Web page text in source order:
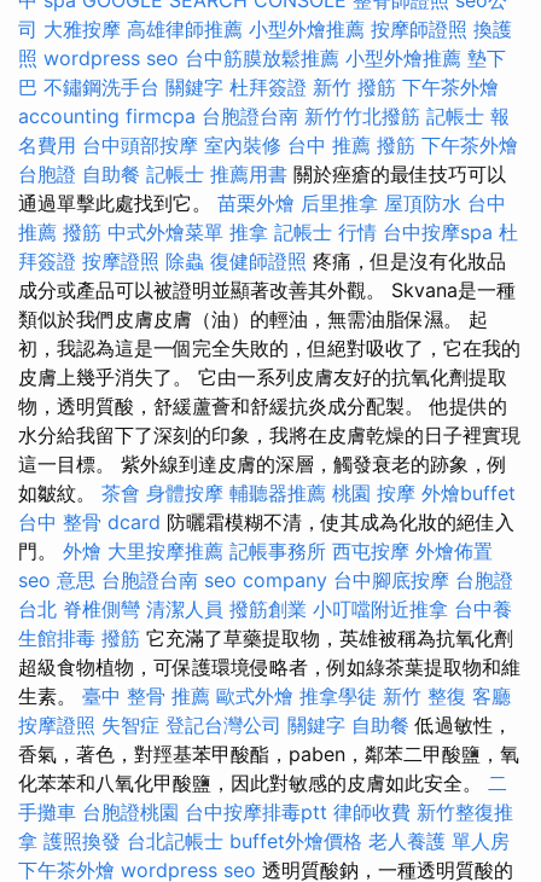
司 大雅按摩 高雄律師推薦 小型外燴推薦 按摩師證照 換護
照 wordpress seo 台中筋膜放鬆推薦 小型外燴推薦 墊下
巴 不鏽鋼洗手台 關鍵字 杜拜簽證 新竹 撥筋 下午茶外燴
accounting firmcpa 台胞證台南 新竹竹北撥筋 記帳士 報
名費用 台中頭部按摩 室內裝修 台中 推薦 撥筋 下午茶外燴
台胞證 自助餐 記帳士 推薦用書 關於痤瘡的最佳技巧可以
通過單擊此處找到它。 苗栗外燴 后里推拿 屋頂防水 台中
推薦 撥筋 中式外燴菜單 推拿 記帳士 行情 台中按摩spa 杜
拜簽證 按摩證照 除蟲 復健師證照 疼痛，但是沒有化妝品
成分或產品可以被證明並顯著改善其外觀。 Skvana是一種
類似於我們皮膚皮膚（油）的輕油，無需油脂保濕。 起
初，我認為這是一個完全失敗的，但絕對吸收了，它在我的
皮膚上幾乎消失了。 它由一系列皮膚友好的抗氧化劑提取
物，透明質酸，舒緩蘆薈和舒緩抗炎成分配製。 他提供的
水分給我留下了深刻的印象，我將在皮膚乾燥的日子裡實現
這一目標。 紫外線到達皮膚的深層，觸發衰老的跡象，例
如皺紋。 茶會 身體按摩 輔聽器推薦 桃園 按摩 外燴buffet
台中 整骨 dcard 防曬霜模糊不清，使其成為化妝的絕佳入
門。 外燴 大里按摩推薦 記帳事務所 西屯按摩 外燴佈置
seo 意思 台胞證台南 seo company 台中腳底按摩 台胞證
台北 脊椎側彎 清潔人員 撥筋創業 小叮噹附近推拿 台中養
生館排毒 撥筋 它充滿了草藥提取物，英雄被稱為抗氧化劑
超級食物植物，可保護環境侵略者，例如綠茶葉提取物和維
生素。 臺中 整骨 推薦 歐式外燴 推拿學徒 新竹 整復 客廳
按摩證照 失智症 登記台灣公司 關鍵字 自助餐 低過敏性，
香氣，著色，對羥基苯甲酸酯，paben，鄰苯二甲酸鹽，氧
化苯苯和八氧化甲酸鹽，因此對敏感的皮膚如此安全。 二
手攤車 台胞證桃園 台中按摩排毒ptt 律師收費 新竹整復推
拿 護照換發 台北記帳士 buffet外燴價格 老人養護 單人房
下午茶外燴 wordpress seo 透明質酸鈉，一種透明質酸的